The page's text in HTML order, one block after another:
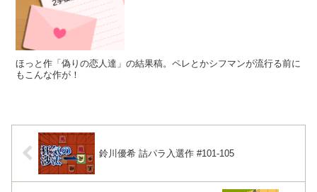
ほっと作「偽りの恋人達」の結果稿。ペレとかシフマンが流行る前に
もこんな作が！
鈴川優希 詰パラ入選作 #101-105